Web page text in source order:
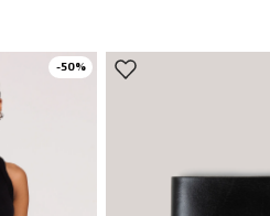
-50%